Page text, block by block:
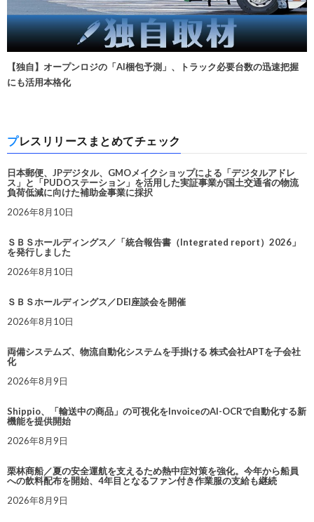
【独自】オープンロジの「AI梱包予測」、トラック必要台数の迅速把握
にも活用本格化
プレスリリースまとめてチェック
日本郵便、JPデジタル、GMOメイクショップによる「デジタルアドレ
ス」と「PUDOステーション」を活用した実証事業が国土交通省の物流
負荷低減に向けた補助金事業に採択
2026年8月10日
ＳＢＳホールディングス／「統合報告書（Integrated report）2026」
を発行しました
2026年8月10日
ＳＢＳホールディングス／DEI座談会を開催
2026年8月10日
両備システムズ、物流自動化システムを手掛ける 株式会社APTを子会社
化
2026年8月9日
Shippio、「輸送中の商品」の可視化をInvoiceのAI-OCRで自動化する新
機能を提供開始
2026年8月9日
栗林商船／夏の安全運航を支えるため熱中症対策を強化。今年から船員
への飲料配布を開始、4年目となるファン付き作業服の支給も継続
2026年8月9日